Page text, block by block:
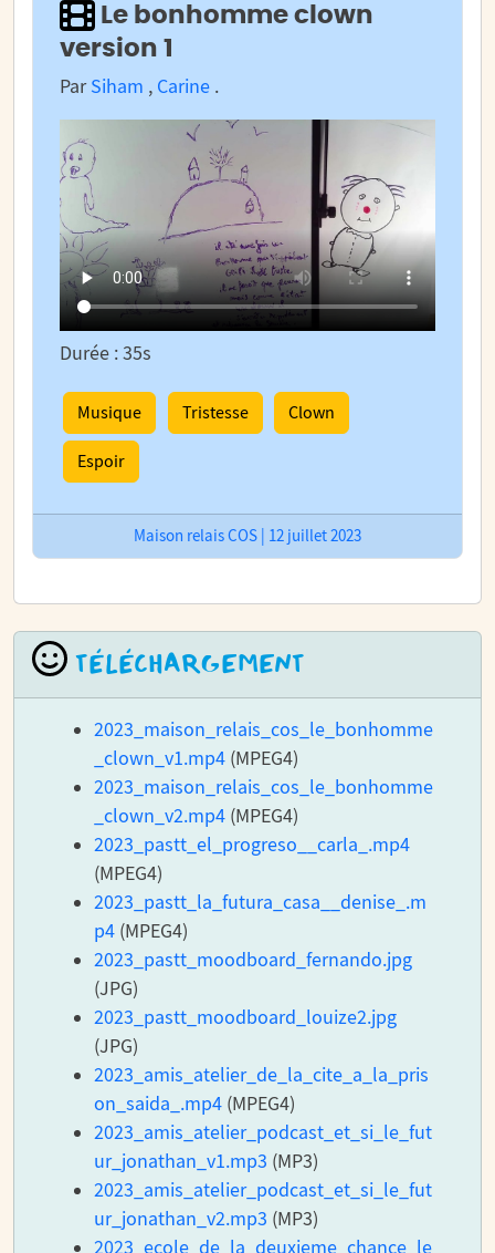
Le bonhomme clown
version 1
ParSiham , Carine .
Durée : 35s
Musique Tristesse Clown
Espoir
Maison relais COS | 12 juillet 2023
TÉLÉCHARGEMENT
2023_maison_relais_cos_le_bonhomme
_clown_v1.mp4 (MPEG4)
2023_maison_relais_cos_le_bonhomme
_clown_v2.mp4 (MPEG4)
2023_pastt_el_progreso__carla_.mp4
(MPEG4)
2023_pastt_la_futura_casa__denise_.m
p4 (MPEG4)
2023_pastt_moodboard_fernando.jpg
(JPG)
2023_pastt_moodboard_louize2.jpg
(JPG)
2023_amis_atelier_de_la_cite_a_la_pris
on_saida_.mp4 (MPEG4)
2023_amis_atelier_podcast_et_si_le_fut
ur_jonathan_v1.mp3 (MP3)
2023_amis_atelier_podcast_et_si_le_fut
ur_jonathan_v2.mp3 (MP3)